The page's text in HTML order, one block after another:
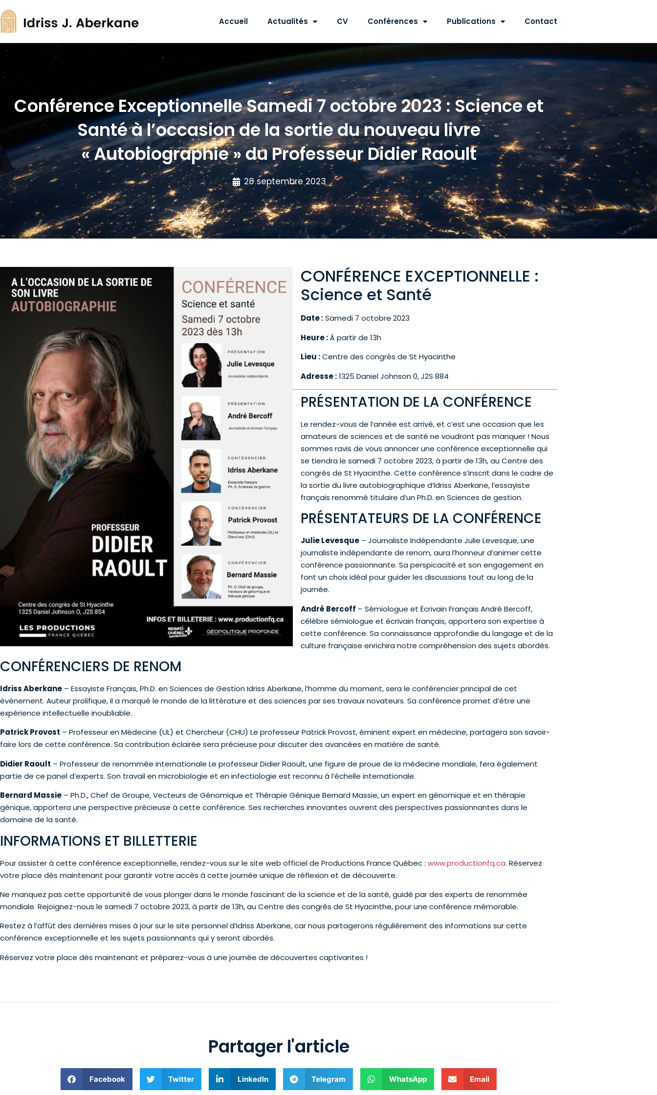
Accueil Actualités CV Conférences Publications Contact
Conférence Exceptionnelle Samedi 7 octobre 2023 : Science et
Santé à l’occasion de la sortie du nouveau livre
« Autobiographie » du Professeur Didier Raoult
28 septembre 2023
CONFÉRENCE EXCEPTIONNELLE :
Science et Santé
Date :Samedi 7 octobre 2023
Heure :À partir de 13h
Lieu :Centre des congrès de St Hyacinthe
Adresse :1325 Daniel Johnson 0, J2S 884
PRÉSENTATION DE LA CONFÉRENCE
Le rendez-vous de l’année est arrivé, et c’est une occasion que les
amateurs de sciences et de santé ne voudront pas manquer ! Nous
sommes ravis de vous annoncer une conférence exceptionnelle qui
se tiendra le samedi 7 octobre 2023, à partir de 13h, au Centre des
congrès de St Hyacinthe. Cette conférence s’inscrit dans le cadre de
la sortie du livre autobiographique d’Idriss Aberkane, l’essayiste
français renommé titulaire d’un Ph.D. en Sciences de gestion.
PRÉSENTATEURS DE LA CONFÉRENCE
Julie Levesque – Journaliste Indépendante Julie Levesque, une
journaliste indépendante de renom, aura l’honneur d’animer cette
conférence passionnante. Sa perspicacité et son engagement en
font un choix idéal pour guider les discussions tout au long de la
journée.
André Bercoff – Sémiologue et Écrivain Français André Bercoff,
célèbre sémiologue et écrivain français, apportera son expertise à
cette conférence. Sa connaissance approfondie du langage et de la
culture française enrichira notre compréhension des sujets abordés.
CONFÉRENCIERS DE RENOM
Idriss Aberkane – Essayiste Français, Ph.D. en Sciences de Gestion Idriss Aberkane, l’homme du moment, sera le conférencier principal de cet
événement. Auteur prolifique, il a marqué le monde de la littérature et des sciences par ses travaux novateurs. Sa conférence promet d’être une
expérience intellectuelle inoubliable.
Patrick Provost – Professeur en Médecine (UL) et Chercheur (CHU) Le professeur Patrick Provost, éminent expert en médecine, partagera son savoir-
faire lors de cette conférence. Sa contribution éclairée sera précieuse pour discuter des avancées en matière de santé.
Didier Raoult – Professeur de renommée internationale Le professeur Didier Raoult, une figure de proue de la médecine mondiale, fera également
partie de ce panel d’experts. Son travail en microbiologie et en infectiologie est reconnu à l’échelle internationale.
Bernard Massie – Ph.D., Chef de Groupe, Vecteurs de Génomique et Thérapie Génique Bernard Massie, un expert en génomique et en thérapie
génique, apportera une perspective précieuse à cette conférence. Ses recherches innovantes ouvrent des perspectives passionnantes dans le
domaine de la santé.
INFORMATIONS ET BILLETTERIE
Pour assister à cette conférence exceptionnelle, rendez-vous sur le site web officiel de Productions France Québec : www.productionfq.ca. Réservez
votre place dès maintenant pour garantir votre accès à cette journée unique de réflexion et de découverte.
Ne manquez pas cette opportunité de vous plonger dans le monde fascinant de la science et de la santé, guidé par des experts de renommée
mondiale. Rejoignez-nous le samedi 7 octobre 2023, à partir de 13h, au Centre des congrès de St Hyacinthe, pour une conférence mémorable.
Restez à l’affût des dernières mises à jour sur le site personnel d’Idriss Aberkane, car nous partagerons régulièrement des informations sur cette
conférence exceptionnelle et les sujets passionnants qui y seront abordés.
Réservez votre place dès maintenant et préparez-vous à une journée de découvertes captivantes !
Partager l'article
Facebook Twitter LinkedIn Telegram WhatsApp Email